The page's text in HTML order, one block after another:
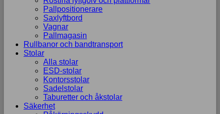
Pallpositionerare
Saxlyftbord
Vagnar
Pallmagasin
Rullbanor och bandtransport
Stolar
Alla stolar
ESD-stolar
Kontorsstolar
Sadelstolar
Taburetter och åkstolar
Säkerhet